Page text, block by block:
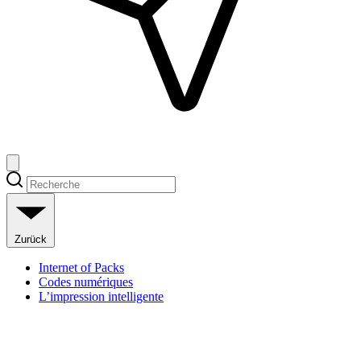
Zurück
Internet of Packs
Codes numériques
L’impression intelligente